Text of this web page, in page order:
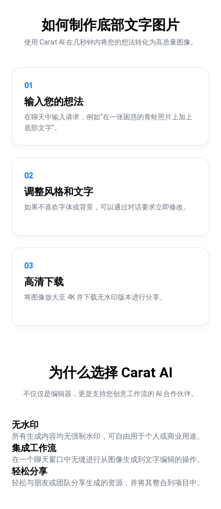
如何制作底部文字图片
使用 Carat AI 在几秒钟内将您的想法转化为高质量图像。
01
输入您的想法
在聊天中输入请求，例如“在一张困惑的青蛙照片上加上
底部文字”。
02
调整风格和文字
如果不喜欢字体或背景，可以通过对话要求立即修改。
03
高清下载
将图像放大至 4K 并下载无水印版本进行分享。
为什么选择 Carat AI
不仅仅是编辑器，更是支持您创意工作流的 AI 合作伙伴。
无水印
所有生成内容均无强制水印，可自由用于个人或商业用途。
集成工作流
在一个聊天窗口中无缝进行从图像生成到文字编辑的操作。
轻松分享
轻松与朋友或团队分享生成的资源，并将其整合到项目中。